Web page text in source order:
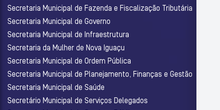
Secretaria Municipal de Fazenda e Fiscalização Tributária
Secretaria Municipal de Governo
Secretaria Municipal de Infraestrutura
Secretaria da Mulher de Nova Iguaçu
Secretaria Municipal de Ordem Pública
Secretaria Municipal de Planejamento, Finanças e Gestão
Secretaria Municipal de Saúde
Secretário Municipal de Serviços Delegados